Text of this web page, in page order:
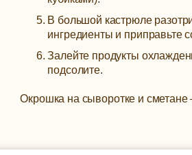
В большой кастрюле
ингредиенты и приправьте
Залейте продукты
подсолите.
Окрошка на сыворотке и